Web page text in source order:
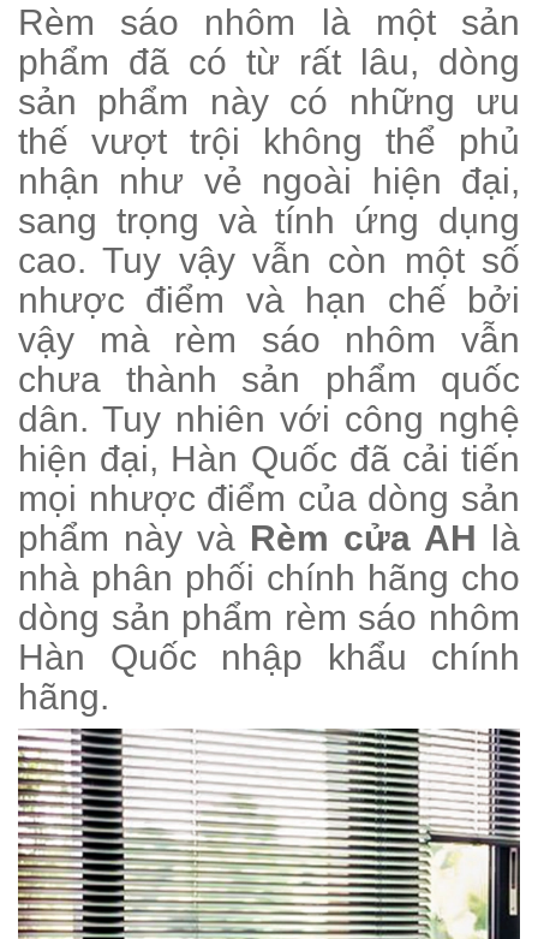
Rèm sáo nhôm là một sản
phẩm đã có từ rất lâu, dòng
sản phẩm này có những ưu
thế vượt trội không thể phủ
nhận như vẻ ngoài hiện đại,
sang trọng và tính ứng dụng
cao. Tuy vậy vẫn còn một số
nhược điểm và hạn chế bởi
vậy mà rèm sáo nhôm vẫn
chưa thành sản phẩm quốc
dân. Tuy nhiên với công nghệ
hiện đại, Hàn Quốc đã cải tiến
mọi nhược điểm của dòng sản
phẩm này và Rèm cửa AH là
nhà phân phối chính hãng cho
dòng sản phẩm rèm sáo nhôm
Hàn Quốc nhập khẩu chính
hãng.